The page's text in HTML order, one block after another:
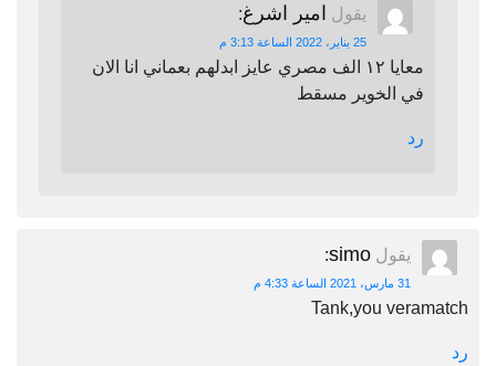
يقول امير اشرغ:
25 يناير، 2022 الساعة 3:13 م
معايا ١٢ الف مصري عايز ابدلهم بعماني انا الان
في الخوير مسقط
رد
يقول simo
:
31 مارس، 2021 الساعة 4:33 م
Tank,you veramatch
رد